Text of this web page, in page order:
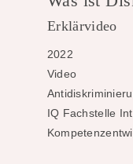
Erklärvideo
2022
Video
IQ Fachstelle